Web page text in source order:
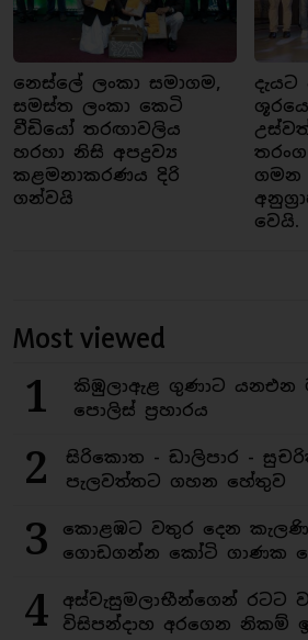
නෙස්ලේ ලංකා සමාගම,
සමස්ත ලංකා කෙටි
වීඩියෝ තරඟාවලිය
හරහා නිසි අපද්‍රව්‍ය
කළමනාකරණය දිරි
ගන්වයි
ගමන
වෙයි.
Most viewed
1
කිඹුලාඇළ ගුණාට යනඑන
පොලිස් ප්‍රහාරය
2
සිරිකොත - ඩාලිපාර -
පැලවත්තට ගහන හේතුව
3
කොළඹට වතුර දෙන
ගොඩගන්න කෝටි ගාණක
4
අස්වැසුමලාභීන්ගෙන් රටට
විසිපන්දාහ අරගෙන නිකම්